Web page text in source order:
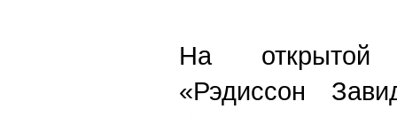
На открытой
«Рэдиссон